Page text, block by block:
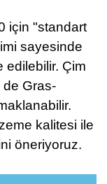
için "standart
sayesinde
edilebilir. Çim
de Gras-
kalitesi ile
öneriyoruz.